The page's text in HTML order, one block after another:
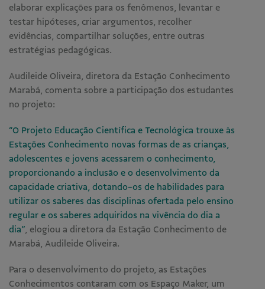
elaborar explicações para os fenômenos, levantar e
testar hipóteses, criar argumentos, recolher
evidências, compartilhar soluções, entre outras
estratégias pedagógicas.
Audileide Oliveira, diretora da Estação Conhecimento
Marabá, comenta sobre a participação dos estudantes
no projeto:
“O Projeto Educação Científica e Tecnológica trouxe às
Estações Conhecimento novas formas de as crianças,
adolescentes e jovens acessarem o conhecimento,
proporcionando a inclusão e o desenvolvimento da
capacidade criativa, dotando-os de habilidades para
utilizar os saberes das disciplinas ofertada pelo ensino
regular e os saberes adquiridos na vivência do dia a
dia”, elogiou a diretora da Estação Conhecimento de
Marabá, Audileide Oliveira.
Para o desenvolvimento do projeto, as Estações
Conhecimentos contaram com os Espaço Maker, um